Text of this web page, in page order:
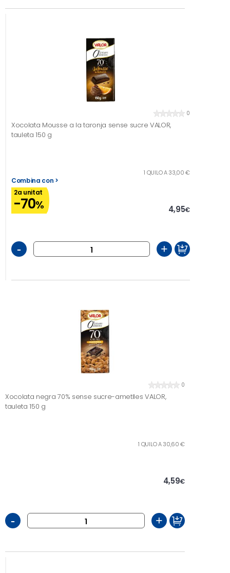
0
Xocolata Mousse a la taronja sense sucre VALOR,
tauleta 150 g
Combina con >
1 QUILO A 33,00 €
2a unitat
-70% 4,95€
- +
0
Xocolata negra 70% sense sucre-ametlles VALOR,
tauleta 150 g
1 QUILO A 30,60 €
4,59€
- +